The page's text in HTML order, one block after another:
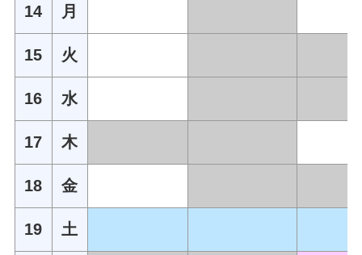
14 月
15 火
16 水
17 木
18 金
19 土